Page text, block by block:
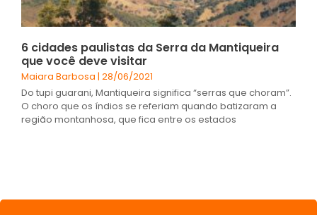
6 cidades paulistas da Serra da Mantiqueira
que você deve visitar
Maiara Barbosa 28/06/2021
Do tupi guarani, Mantiqueira significa “serras que choram”.
O choro que os índios se referiam quando batizaram a
região montanhosa, que fica entre os estados